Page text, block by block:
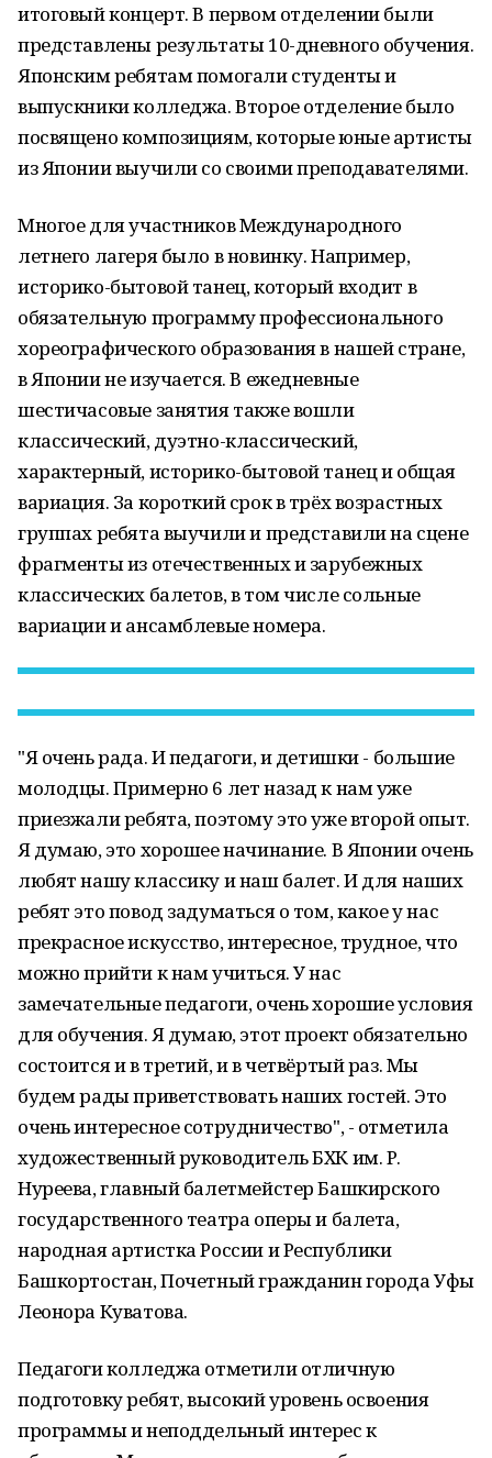
итоговый концерт. В первом отделении были
представлены результаты 10-дневного обучения.
Японским ребятам помогали студенты и
выпускники колледжа. Второе отделение было
посвящено композициям, которые юные артисты
из Японии выучили со своими преподавателями.
Многое для участников Международного
летнего лагеря было в новинку. Например,
историко-бытовой танец, который входит в
обязательную программу профессионального
хореографического образования в нашей стране,
в Японии не изучается. В ежедневные
шестичасовые занятия также вошли
классический, дуэтно-классический,
характерный, историко-бытовой танец и общая
вариация. За короткий срок в трёх возрастных
группах ребята выучили и представили на сцене
фрагменты из отечественных и зарубежных
классических балетов, в том числе сольные
вариации и ансамблевые номера.
"Я очень рада. И педагоги, и детишки - большие
молодцы. Примерно 6 лет назад к нам уже
приезжали ребята, поэтому это уже второй опыт.
Я думаю, это хорошее начинание. В Японии очень
любят нашу классику и наш балет. И для наших
ребят это повод задуматься о том, какое у нас
прекрасное искусство, интересное, трудное, что
можно прийти к нам учиться. У нас
замечательные педагоги, очень хорошие условия
для обучения. Я думаю, этот проект обязательно
состоится и в третий, и в четвёртый раз. Мы
будем рады приветствовать наших гостей. Это
очень интересное сотрудничество", - отметила
художественный руководитель БХК им. Р.
Нуреева, главный балетмейстер Башкирского
государственного театра оперы и балета,
народная артистка России и Республики
Башкортостан, Почетный гражданин города Уфы
Леонора Куватова.
Педагоги колледжа отметили отличную
подготовку ребят, высокий уровень освоения
программы и неподдельный интерес к